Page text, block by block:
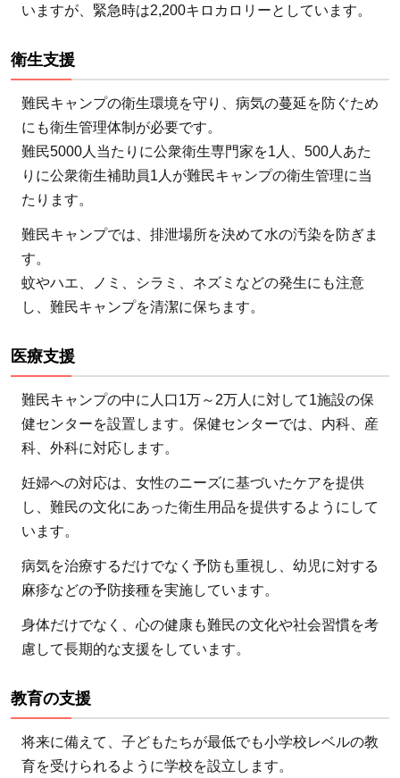
いますが、緊急時は2,200キロカロリーとしています。
衛生支援
難民キャンプの衛生環境を守り、病気の蔓延を防ぐため
にも衛生管理体制が必要です。
難民5000人当たりに公衆衛生専門家を1人、500人あた
りに公衆衛生補助員1人が難民キャンプの衛生管理に当
たります。
難民キャンプでは、排泄場所を決めて水の汚染を防ぎま
す。
蚊やハエ、ノミ、シラミ、ネズミなどの発生にも注意
し、難民キャンプを清潔に保ちます。
医療支援
難民キャンプの中に人口1万～2万人に対して1施設の保
健センターを設置します。保健センターでは、内科、産
科、外科に対応します。
妊婦への対応は、女性のニーズに基づいたケアを提供
し、難民の文化にあった衛生用品を提供するようにして
います。
病気を治療するだけでなく予防も重視し、幼児に対する
麻疹などの予防接種を実施しています。
身体だけでなく、心の健康も難民の文化や社会習慣を考
慮して長期的な支援をしています。
教育の支援
将来に備えて、子どもたちが最低でも小学校レベルの教
育を受けられるように学校を設立します。